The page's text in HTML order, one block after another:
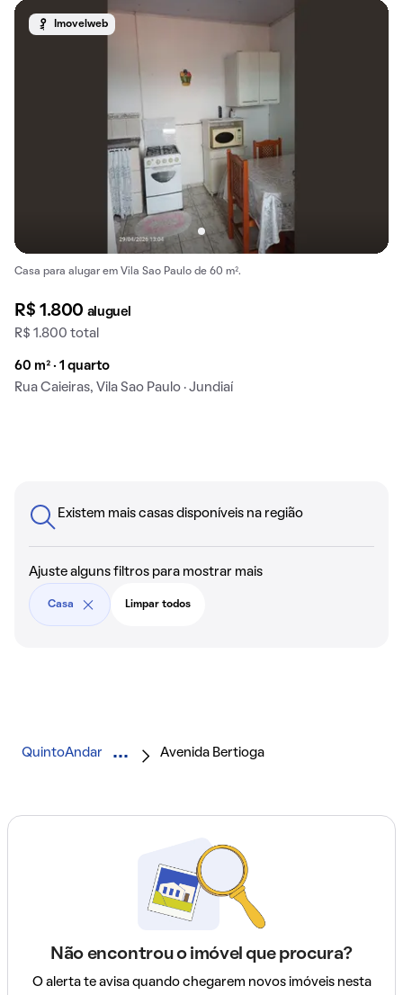
Imovelweb
Casa para alugar em Vila Sao Paulo de 60 m².
R$ 1.800 aluguel
R$ 1.800 total
60 m² · 1 quarto
Rua Caieiras, Vila Sao Paulo · Jundiaí
Existem mais casas disponíveis na região
Ajuste alguns filtros para mostrar mais
Casa Limpar todos
QuintoAndar Avenida Bertioga
Não encontrou o imóvel que procura?
O alerta te avisa quando chegarem novos imóveis nesta